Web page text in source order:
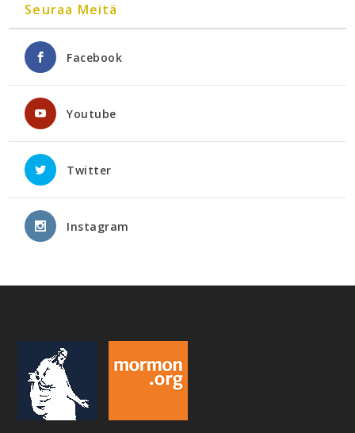
Seuraa Meitä
Facebook
Youtube
Twitter
Instagram